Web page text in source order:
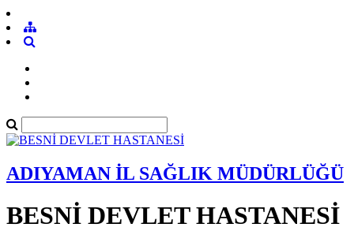
ADIYAMAN İL SAĞLIK MÜDÜRLÜĞÜ
BESNİ DEVLET HASTANESİ